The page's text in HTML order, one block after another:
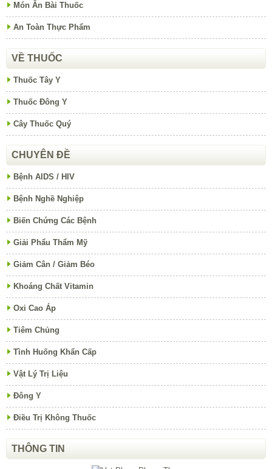
Món Ăn Bài Thuốc
An Toàn Thực Phẩm
VỀ THUỐC
Thuốc Tây Y
Thuốc Đông Y
Cây Thuốc Quý
CHUYÊN ĐỀ
Bệnh AIDS / HIV
Bệnh Nghề Nghiệp
Biến Chứng Các Bệnh
Giải Phẩu Thẩm Mỹ
Giảm Cân / Giảm Béo
Khoáng Chất Vitamin
Oxi Cao Áp
Tiêm Chủng
Tình Huống Khẩn Cấp
Vật Lý Trị Liệu
Đông Y
Điều Trị Không Thuốc
THÔNG TIN